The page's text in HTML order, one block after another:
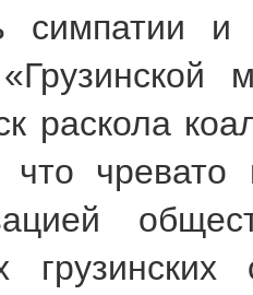
симпатии и
раскола
что чревато